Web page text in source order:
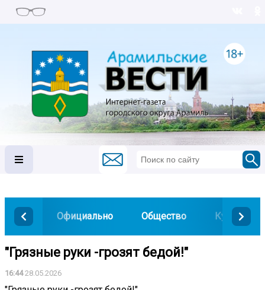
Официально Общество Культура
"Грязные руки -грозят бедой!"
16:4428.05.2026